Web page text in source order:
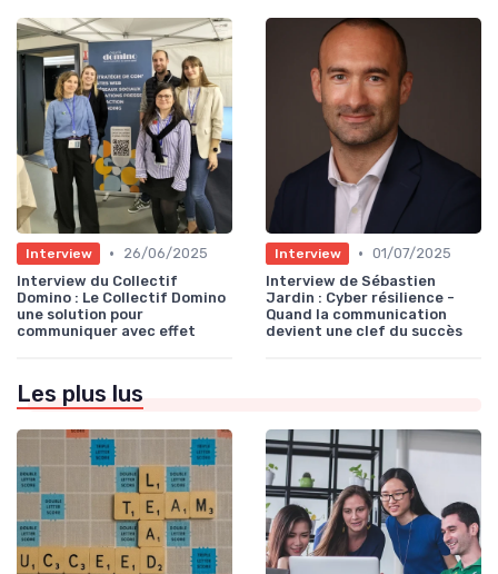
Interview •
26/06/2025
Interview du Collectif
Domino : Le Collectif Domino
une solution pour
communiquer avec effet
Interview • 01/07/2025
Interview de Sébastien
Jardin : Cyber résilience -
Quand la communication
devient une clef du succès
Les plus lus